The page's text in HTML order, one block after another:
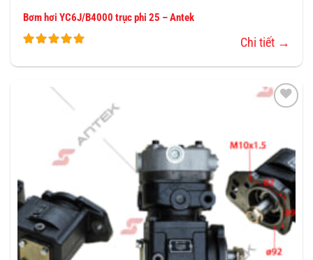
Bơm hơi YC6J/B4000 trục phi 25 – Antek
Chi tiết →
YÊU
THÍCH